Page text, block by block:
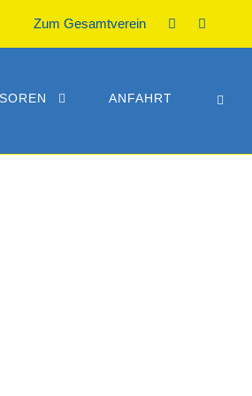
Zum Gesamtverein
ANFAHRT